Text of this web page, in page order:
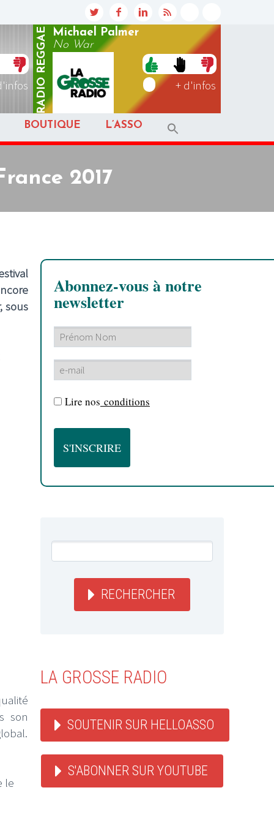
RADIO
REGGAE
Michael Palmer
No War
+ d'infos
BOUTIQUE L’ASSO
2017
sous
son
le
Abonnez-vous à notre
newsletter
Lire nos conditions
RECHERCHER
LA GROSSE RADIO
SOUTENIR SUR HELLOASSO
S'ABONNER SUR YOUTUBE